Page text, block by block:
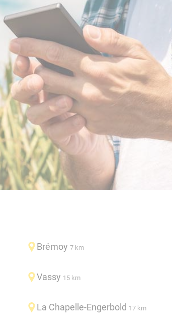
Brémoy 7 km
Vassy 15 km
La Chapelle-Engerbold 17 km